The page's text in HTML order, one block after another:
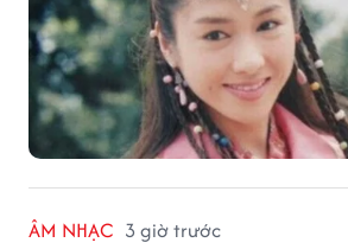
ÂM NHẠC 3 giờ trước